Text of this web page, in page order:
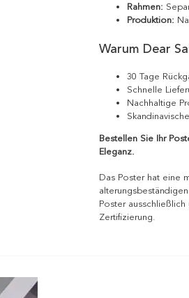
Rahmen:
Produktion:
Warum Dear
30 Tage
Schnelle
Nachhaltige
Bestellen Sie Ihr
Eleganz.
Das Poster hat eine
Poster
Zertifizierung.